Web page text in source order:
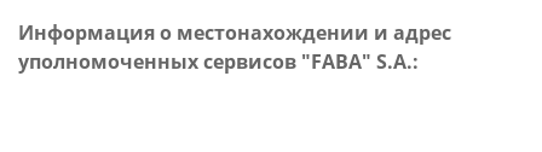
Информация о местонахождении и адрес
уполномоченных сервисов "FABA" S.A.: